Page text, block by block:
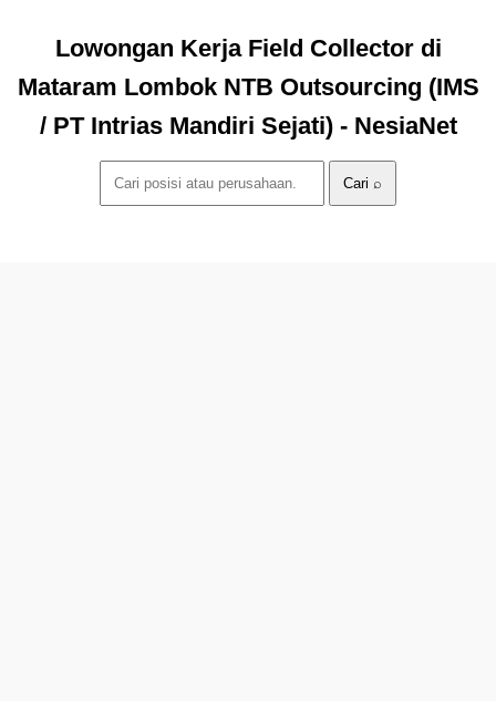
Lowongan Kerja Field Collector di
Mataram Lombok NTB Outsourcing (IMS
/ PT Intrias Mandiri Sejati) - NesiaNet
Cari ⌕